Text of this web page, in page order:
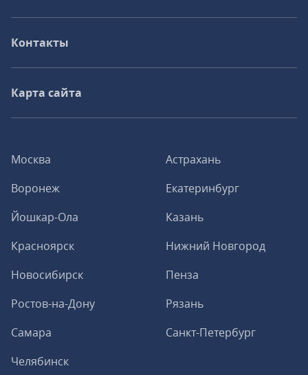
Москва
Астрахань
Воронеж
Екатеринбург
Йошкар-Ола
Казань
Красноярск
Нижний Новгород
Новосибирск
Пенза
Ростов-на-Дону
Рязань
Самара
Санкт-Петербург
Челябинск
Контакты
Карта сайта